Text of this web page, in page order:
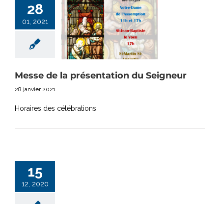
28
01, 2021
Messe de la présentation du Seigneur
28 janvier 2021
Horaires des célébrations
15
12, 2020